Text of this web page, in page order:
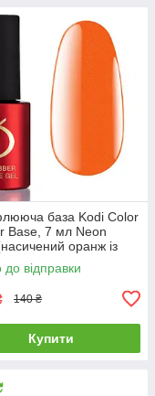
база Kodi Color
Base, 7 мл Neon
оранж із
до відправки
140 ₴
Купити